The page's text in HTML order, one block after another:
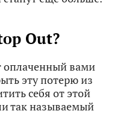
Out?
оплаченный вами
эту потерю из
себя от этой
так называемый